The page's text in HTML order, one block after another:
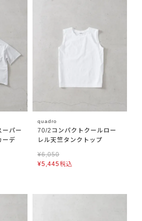
ーパー
ーデ
quadro
70/2コンパクトクールロー
レル天竺タンクトップ
¥6,050
¥5,445税込